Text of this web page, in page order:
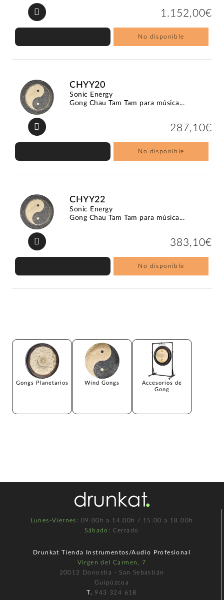
1.152,00€
No disponible
CHYY20
Sonic Energy
Gong Chau Tam Tam para música...
287,10€
No disponible
CHYY22
Sonic Energy
Gong Chau Tam Tam para música...
383,10€
No disponible
Gongs Planetarios Wind Gongs
Accesorios de
Gong
Lunes-Viernes : 09.00h a 14.00h / 15.00 a 18.00h
Sábado : Cerrado
Drunkat Tienda Instrumentos/Audio Profesional
Virgen del Carmen, 7
20012 Donostia - San Sebastián
Guipúzcoa
T. 943 324 618